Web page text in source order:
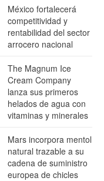
México fortalecerá
competitividad y
rentabilidad del sector
arrocero nacional
The Magnum Ice
Cream Company
lanza sus primeros
helados de agua con
vitaminas y minerales
Mars incorpora mentol
natural trazable a su
cadena de suministro
europea de chicles